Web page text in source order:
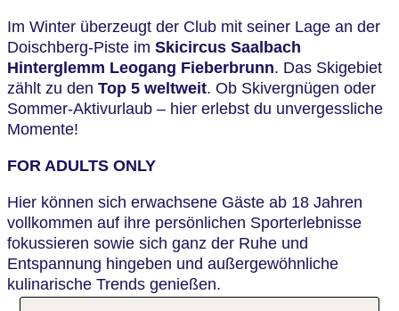
Im Winter überzeugt der Club mit seiner Lage an der
Doischberg-Piste im Skicircus Saalbach
Hinterglemm Leogang Fieberbrunn. Das Skigebiet
zählt zu den Top 5 weltweit. Ob Skivergnügen oder
Sommer-Aktivurlaub – hier erlebst du unvergessliche
Momente!
FOR ADULTS ONLY
Hier können sich erwachsene Gäste ab 18 Jahren
vollkommen auf ihre persönlichen Sporterlebnisse
fokussieren sowie sich ganz der Ruhe und
Entspannung hingeben und außergewöhnliche
kulinarische Trends genießen.